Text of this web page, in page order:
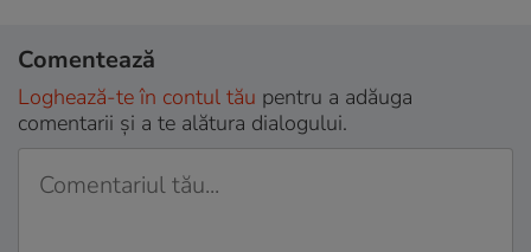
Comentează
Loghează-te în contul tău pentru a adăuga
comentarii și a te alătura dialogului.